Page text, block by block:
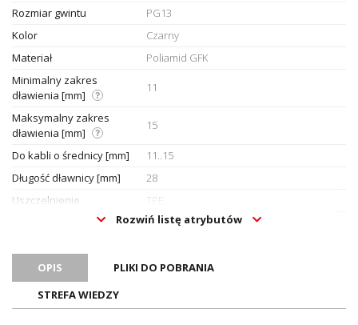
Rozmiar gwintu
PG13
Kolor
Czarny
Materiał
Poliamid GFK
Minimalny zakres
dławienia [mm]
11
Maksymalny zakres
dławienia [mm]
15
Do kabli o średnicy [mm]
11..15
Długość dławnicy [mm]
28
Uszczelnienie
TPE
Zakres temperatury pracy
-20..100
Rozmiar klucza [mm]
Hygienic Design
Nie
Rozwiń listę atrybutów
OPIS
PLIKI DO POBRANIA
STREFA WIEDZY